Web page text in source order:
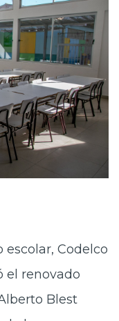
Codelco
el renovado
Blest